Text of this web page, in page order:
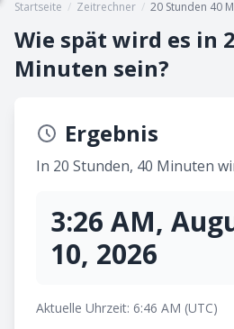
Startseite / Zeitrechner / 20 Stunden 40
Wie spät wird es in
Minuten sein?
Ergebnis
In 20 Stunden, 40 Minuten
3:26 AM,
10, 2026
Aktuelle Uhrzeit: 6:46 AM (UTC)